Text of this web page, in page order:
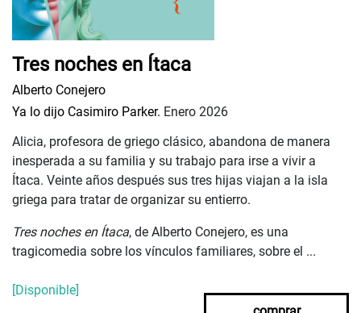
Tres noches en Ítaca
Alberto Conejero
Ya lo dijo Casimiro Parker. Enero 2026
Alicia, profesora de griego clásico, abandona de manera
inesperada a su familia y su trabajo para irse a vivir a
Ítaca. Veinte años después sus tres hijas viajan a la isla
griega para tratar de organizar su entierro.
Tres noches en Ítaca, de Alberto Conejero, es una
tragicomedia sobre los vínculos familiares, sobre el ...
[Disponible]